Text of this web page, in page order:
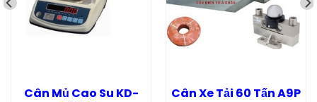
Cân Mủ Cao Su KD-
Cân Xe Tải 60 Tấn A9P